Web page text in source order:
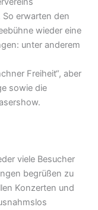
So erwarten den
wieder eine
unter anderem
Freiheit“, aber
sowie die
viele Besucher
begrüßen zu
Konzerten und